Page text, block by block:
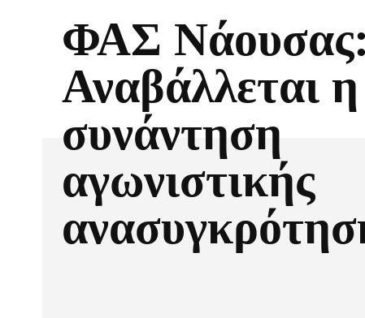
ΦΑΣ Νάουσας:
Αναβάλλεται η
συνάντηση
αγωνιστικής